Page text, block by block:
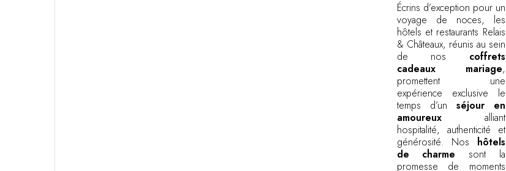
Écrins d’exception pour un
voyage de noces, les
hôtels et restaurants Relais
& Châteaux, réunis au sein
de nos coffrets
cadeaux mariage,
promettent une
expérience exclusive le
temps d’un séjour en
amoureuxalliant
hospitalité, authenticité et
générosité. Nos hôtels
de charme sont la
promesse de moments